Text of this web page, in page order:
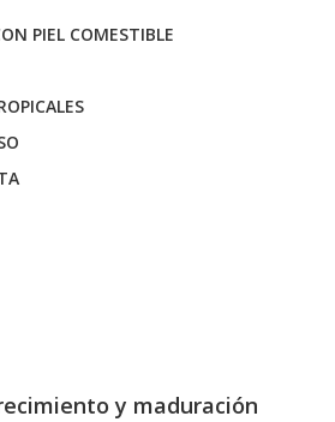
PIEL COMESTIBLE
y maduración